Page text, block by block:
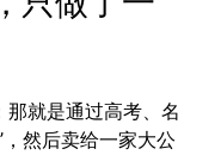
就是通过高考、名
然后卖给一家大公